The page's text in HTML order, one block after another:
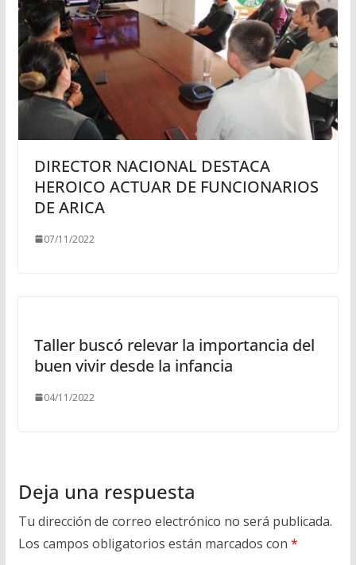
DIRECTOR NACIONAL DESTACA
HEROICO ACTUAR DE FUNCIONARIOS
DE ARICA
07/11/2022
Taller buscó relevar la importancia del
buen vivir desde la infancia
04/11/2022
Deja una respuesta
Tu dirección de correo electrónico no será publicada.
Los campos obligatorios están marcados con *